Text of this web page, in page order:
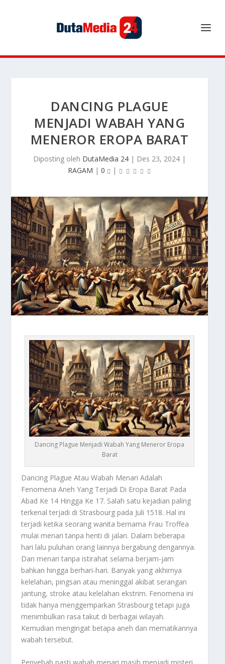
DANCING PLAGUE
MENJADI WABAH YANG
MENEROR EROPA BARAT
Diposting oleh DutaMedia 24 | Des 23, 2024 |
RAGAM | 0 |
Dancing Plague Menjadi Wabah Yang Meneror Eropa
Barat
Dancing Plague Atau Wabah Menari Adalah
Fenomena Aneh Yang Terjadi Di Eropa Barat Pada
Abad Ke 14 Hingga Ke 17. Salah satu kejadian paling
terkenal terjadi di Strasbourg pada Juli 1518. Hal ini
terjadi ketika seorang wanita bernama Frau Troffea
mulai menari tanpa henti di jalan. Dalam beberapa
hari lalu puluhan orang lainnya bergabung dengannya.
Dan menari tanpa istirahat selama berjam-jam
bahkan hingga berhari-hari. Banyak yang akhirnya
kelelahan, pingsan atau meninggal akibat serangan
jantung, stroke atau kelelahan ekstrim. Fenomena ini
tidak hanya menggemparkan Strasbourg tetapi juga
menimbulkan rasa takut di berbagai wilayah.
Kemudian mengingat betapa aneh dan mematikannya
wabah tersebut.